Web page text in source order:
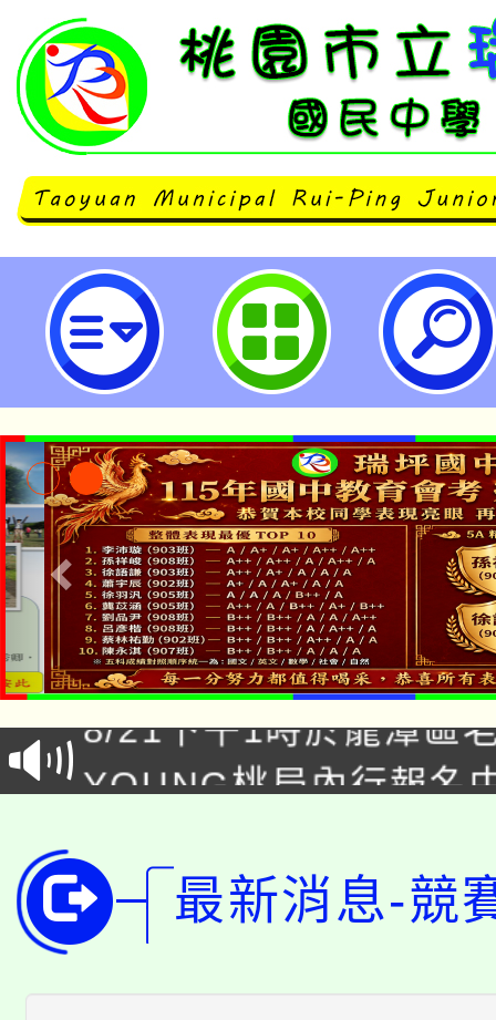
桃園市兒童網站113年度小桃子資
實施計畫-桃園市立瑞坪國民中學
「本色祭」8/29、30在
場熱烈登場!
8/21下午1時於龍潭區
徵才活動。
YOUNG桃局內行報名
開!
115年桃園市運動會8/
田徑場及游泳池舉行。
桃園市低收入戶享有免
視費優惠，中低收入戶
大園自造教育及科技中
最新消息-競